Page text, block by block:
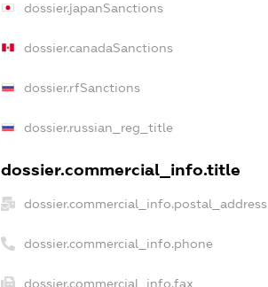
dossier.japanSanctions
dossier.canadaSanctions
dossier.rfSanctions
dossier.russian_reg_title
dossier.commercial_info.title
dossier.commercial_info.postal_address
dossier.commercial_info.phone
dossier.commercial_info.fax